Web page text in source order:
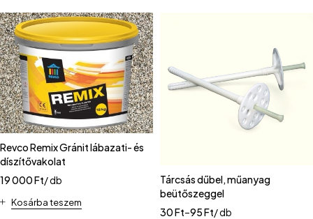
Revco Remix Gránit lábazati- és
díszítővakolat
19 000Ft/ db
Kosárba teszem
Tárcsás dűbel, műanyag
beütőszeggel
30Ft–95Ft/ db